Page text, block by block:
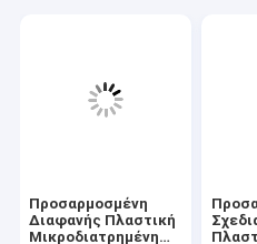
Προσαρμοσμένη
Διαφανής Πλαστική
Μικροδιατρημένη